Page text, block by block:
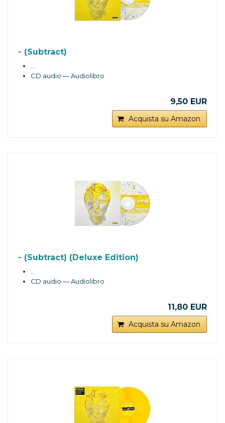
- (Subtract)
…
CD audio — Audiolibro
9,50 EUR
Acquista su Amazon
- (Subtract) (Deluxe Edition)
…
CD audio — Audiolibro
11,80 EUR
Acquista su Amazon